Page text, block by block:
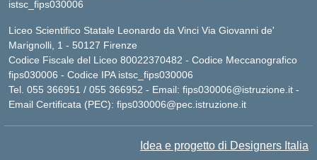
istsc_fips030006
Liceo Scientifico Statale Leonardo da Vinci Via Giovanni de'
Marignolli, 1 - 50127 Firenze
Codice Fiscale del Liceo 80022370482 - Codice Meccanografico
fips030006 - Codice IPA istsc_fips030006
Tel. 055 366951 / 055 366952 - Email: fips030006@istruzione.it -
Email Certificata (PEC): fips030006@pec.istruzione.it
Idea e progetto di Designers Italia